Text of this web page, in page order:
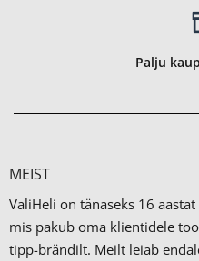
Palju
MEIST
ValiHeli on tänaseks 16
mis pakub oma klientidele
tipp-brändilt. Meilt leiab